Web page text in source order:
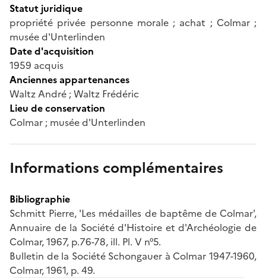
Statut juridique
propriété privée personne morale ; achat ; Colmar ;
musée d'Unterlinden
Date d'acquisition
1959 acquis
Anciennes appartenances
Waltz André ; Waltz Frédéric
Lieu de conservation
Colmar ; musée d'Unterlinden
Informations complémentaires
Bibliographie
Schmitt Pierre, 'Les médailles de baptême de Colmar',
Annuaire de la Société d'Histoire et d'Archéologie de
Colmar, 1967, p.76-78, ill. Pl. V n°5.
Bulletin de la Société Schongauer à Colmar 1947-1960,
Colmar, 1961, p. 49.